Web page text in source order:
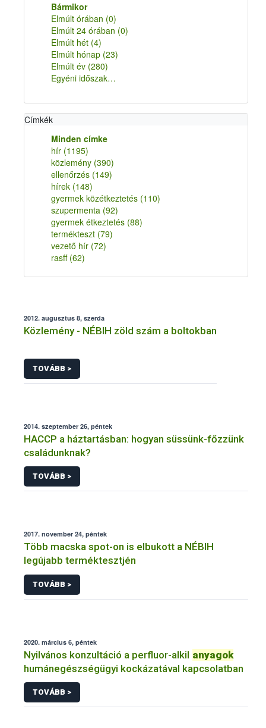
Bármikor
Elmúlt órában (0)
Elmúlt 24 órában (0)
Elmúlt hét (4)
Elmúlt hónap (23)
Elmúlt év (280)
Egyéni időszak…
Címkék
Minden címke
hír (1195)
közlemény (390)
ellenőrzés (149)
hírek (148)
gyermek közétkeztetés (110)
szupermenta (92)
gyermek étkeztetés (88)
termékteszt (79)
vezető hír (72)
rasff (62)
2012. augusztus 8, szerda
Közlemény - NÉBIH zöld szám a boltokban
TOVÁBB >
2014. szeptember 26, péntek
HACCP a háztartásban: hogyan süssünk-főzzünk
családunknak?
TOVÁBB >
2017. november 24, péntek
Több macska spot-on is elbukott a NÉBIH
legújabb terméktesztjén
TOVÁBB >
2020. március 6, péntek
Nyilvános konzultáció a perfluor-alkil anyagok
humánegészségügyi kockázatával kapcsolatban
TOVÁBB >